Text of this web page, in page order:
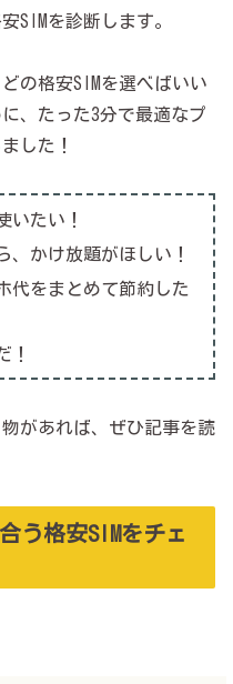
SIMを診断します。
の格安SIMを選べばいい
、たった3分で最適なプ
した！
いたい！
、かけ放題がほしい！
代をまとめて節約した
！
があれば、ぜひ記事を読
う格安SIMをチェ